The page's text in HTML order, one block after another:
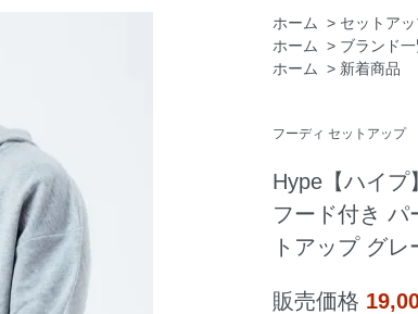
ホーム > セットア
ホーム
> ブランド
ホーム
> 新着商品
フーディ セットアップ
Hype【ハイプ
フード付き パ
トアップ グレ
販売価格